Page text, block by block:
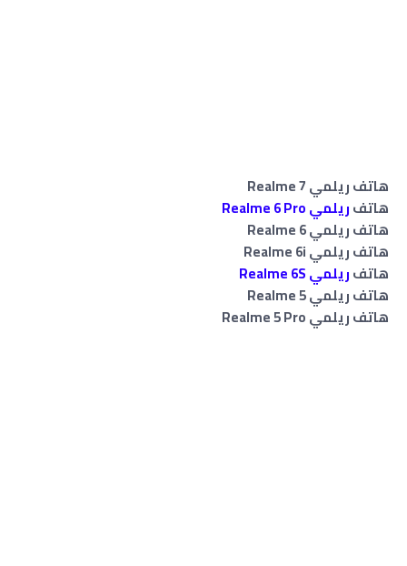
هاتف ريلمي Realme 7
هاتفريلمي Realme 6 Pro
هاتف ريلمي Realme 6
هاتف ريلمي Realme 6i
هاتفريلمي Realme 6S
هاتف ريلمي Realme 5
هاتف ريلمي Realme 5 Pro